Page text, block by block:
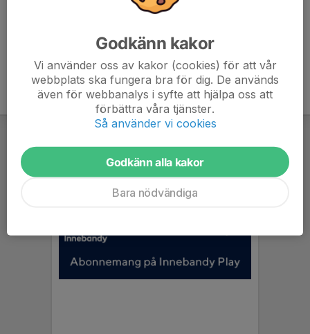
Godkänn kakor
Vi använder oss av kakor (cookies) för att vår
webbplats ska fungera bra för dig. De används
även för webbanalys i syfte att hjälpa oss att
förbättra våra tjänster.
Så använder vi cookies
Godkänn alla kakor
Bara nödvändiga